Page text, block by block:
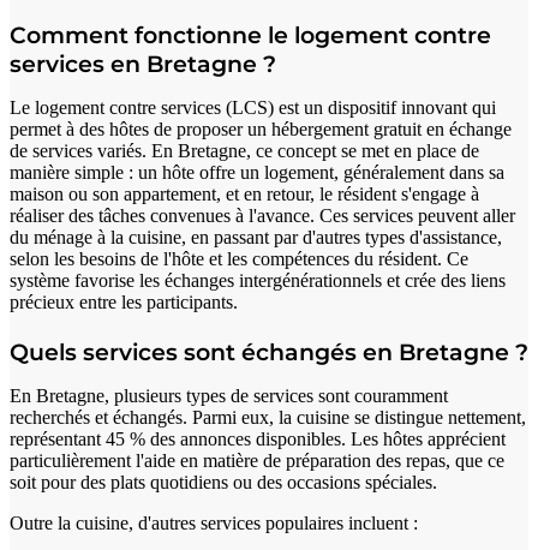
Comment fonctionne le logement contre
services en Bretagne ?
Le logement contre services (LCS) est un dispositif innovant qui
permet à des hôtes de proposer un hébergement gratuit en échange
de services variés. En Bretagne, ce concept se met en place de
manière simple : un hôte offre un logement, généralement dans sa
maison ou son appartement, et en retour, le résident s'engage à
réaliser des tâches convenues à l'avance. Ces services peuvent aller
du ménage à la cuisine, en passant par d'autres types d'assistance,
selon les besoins de l'hôte et les compétences du résident. Ce
système favorise les échanges intergénérationnels et crée des liens
précieux entre les participants.
Quels services sont échangés en Bretagne ?
En Bretagne, plusieurs types de services sont couramment
recherchés et échangés. Parmi eux, la cuisine se distingue nettement,
représentant 45 % des annonces disponibles. Les hôtes apprécient
particulièrement l'aide en matière de préparation des repas, que ce
soit pour des plats quotidiens ou des occasions spéciales.
Outre la cuisine, d'autres services populaires incluent :